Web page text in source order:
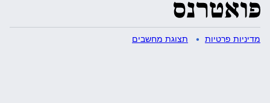
מדיניות פרטיות תצוגת מחשבים